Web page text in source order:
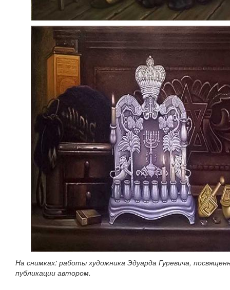
На снимках: работы художника Эдуарда Гуревича,
публикации автором.